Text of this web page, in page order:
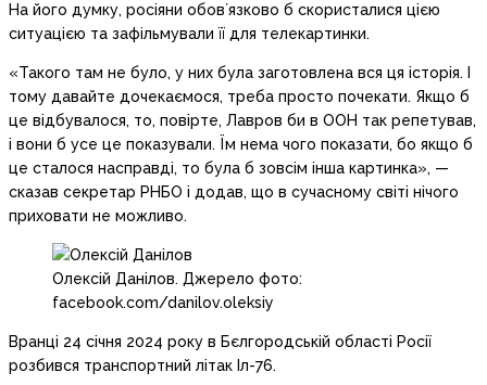
На його думку, росіяни обовʼязково б скористалися цією
ситуацією та зафільмували її для телекартинки.
«Такого там не було, у них була заготовлена вся ця історія. І
тому давайте дочекаємося, треба просто почекати. Якщо б
це відбувалося, то, повірте, Лавров би в ООН так репетував,
і вони б усе це показували. Їм нема чого показати, бо якщо б
це сталося насправді, то була б зовсім інша картинка», —
сказав секретар РНБО і додав, що в сучасному світі нічого
приховати не можливо.
Олексій Данілов. Джерело фото:
facebook.com/danilov.oleksiy
Вранці 24 січня 2024 року в Бєлгородській області Росії
розбився транспортний літак Іл-76.